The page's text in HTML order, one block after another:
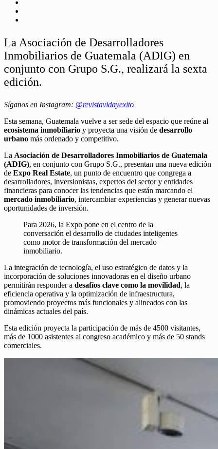
La Asociación de Desarrolladores
Inmobiliarios de Guatemala (ADIG) en
conjunto con Grupo S.G., realizará la sexta
edición.
Síganos en Instagram: @revistavidayexito
Esta semana, Guatemala vuelve a ser sede del espacio que reúne al
ecosistema inmobiliario y proyecta una visión de desarrollo
urbano más ordenado y competitivo.
La Asociación de Desarrolladores Inmobiliarios de Guatemala
(ADIG), en conjunto con Grupo S.G., presentan una nueva edición
de Expo Real Estate, un punto de encuentro que congrega a
desarrolladores, inversionistas, expertos del sector y entidades
financieras para conocer las tendencias que están marcando el
mercado inmobiliario, intercambiar experiencias y generar nuevas
oportunidades de inversión.
Para 2026, la Expo pone en el centro de la
conversación el desarrollo de ciudades inteligentes
como motor de transformación del mercado
inmobiliario.
La integración de tecnología, el uso estratégico de datos y la
incorporación de soluciones innovadoras en el diseño urbano
permitirán responder a desafíos clave como la movilidad, la
eficiencia operativa y la optimización de infraestructura,
promoviendo proyectos más funcionales y alineados con las
dinámicas actuales del país.
Esta edición proyecta la participación de más de 4500 visitantes,
más de 1000 asistentes al congreso académico y más de 50 stands
comerciales.